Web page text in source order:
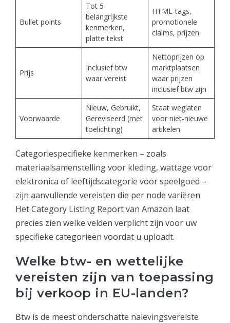
Bullet points
Tot 5
belangrijkste
kenmerken,
platte tekst
HTML-tags,
promotionele
claims, prijzen
Prijs
Inclusief btw
waar vereist
Nettoprijzen op
marktplaatsen
waar prijzen
inclusief btw zijn
Voorwaarde
Nieuw, Gebruikt,
Gereviseerd (met
toelichting)
Staat weglaten
voor niet-nieuwe
artikelen
Categoriespecifieke kenmerken – zoals
materiaalsamenstelling voor kleding, wattage voor
elektronica of leeftijdscategorie voor speelgoed –
zijn aanvullende vereisten die per node variëren.
Het Category Listing Report van Amazon laat
precies zien welke velden verplicht zijn voor uw
specifieke categorieën voordat u uploadt.
Welke btw- en wettelijke
vereisten zijn van toepassing
bij verkoop in EU-landen?
Btw is de meest onderschatte nalevingsvereiste